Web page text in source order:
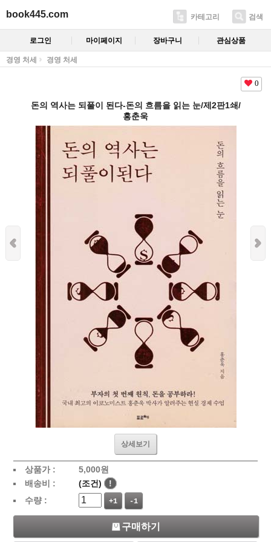
book445.com 카테고리 검색
로그인 마이페이지 장바구니 관심상품
경영 처세 경영 처세
0
돈의 역사는 되풀이 된다-돈의 흐름을 읽는 눈/제2판1쇄/
홍춘욱
상세보기
상품가 : 5,000원
배송비 :
(조건)
!
수량 :
+1 -1
구매하기